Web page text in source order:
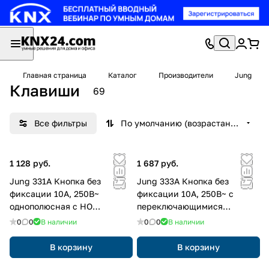
Главная страница Каталог Производители Jung
Клавиши 69
Все фильтры По умолчанию (возрастание)
1 128 руб.
Jung 331A Кнопка без
фиксации 10A, 250В~
однополюсная с НО
контактами, накладного
0 0 В наличии
В корзину
1 687 руб.
Jung 333A Кнопка без
фиксации 10A, 250В~ с
переключающимися
контактами, накладного
0 0 В наличии
В корзину